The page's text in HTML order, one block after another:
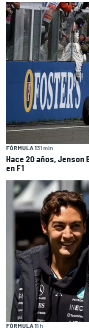
FÓRMULA 131 min
Hace 20 años,
en F1
FÓRMULA 11 h